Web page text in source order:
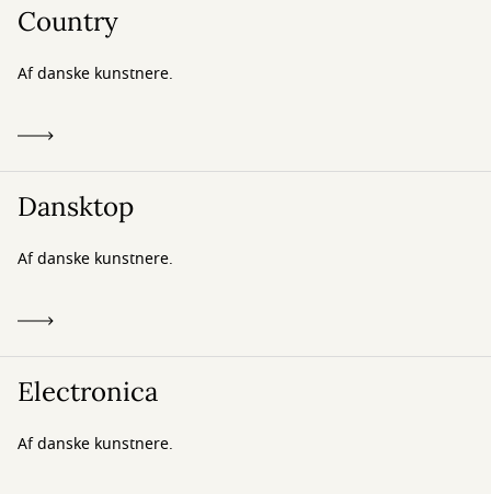
Country
Af danske kunstnere.
Dansktop
Af danske kunstnere.
Electronica
Af danske kunstnere.